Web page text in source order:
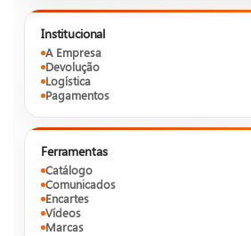
Institucional
A Empresa
Devolução
Logística
Pagamentos
Ferramentas
Catálogo
Comunicados
Encartes
Vídeos
Marcas